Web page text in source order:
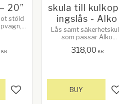
20”
stöld
info
KR
Add to favorites
skula till
ingslås - Alko
Lås samt
som passar Alko
318,00 KR
BUY